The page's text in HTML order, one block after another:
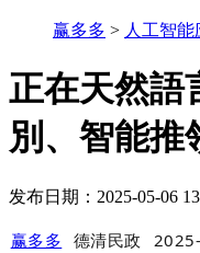
赢多多 > 人工智能
正在天然語
別、智能推
发布日期：2025-05-06
赢多多 德清民政